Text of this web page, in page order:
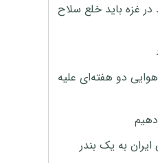
غزه باید خلع سلاح
دو هفته‌ای علیه
ایران به یک بندر